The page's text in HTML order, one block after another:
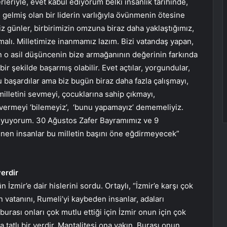
olan bir liderin varlığıyla övünmenin ötesine
günler, birbirimizin omzuna biraz daha yaklaştığımız,
Milletimize inanmamız lazım. Bizi vatandaş yapan,
o asil düşüncenin bize armağanının değerinin farkında
şekilde başarmış olabilir. Evet açtılar, yorgundular,
ama biz bugün biraz daha fazla çalışmayı,
sevmeyi, çocuklarına sahip çıkmayı,
‘bilemeyiz’, ‘bunu yapamayız’ dememeliyiz.
30 Ağustos Zafer Bayramımız ve 9
insanlar bu milletin başını öne eğdirmeyecek”
İzmir’e dair hislerini sordu. Ortaylı, “İzmir’e karşı çok
Rumeli’yi kaybeden insanlar, adaları
onları çok mutlu ettiği için İzmir onun için çok
bir yerdir. Mantalitesi ona yakın. Burası onun